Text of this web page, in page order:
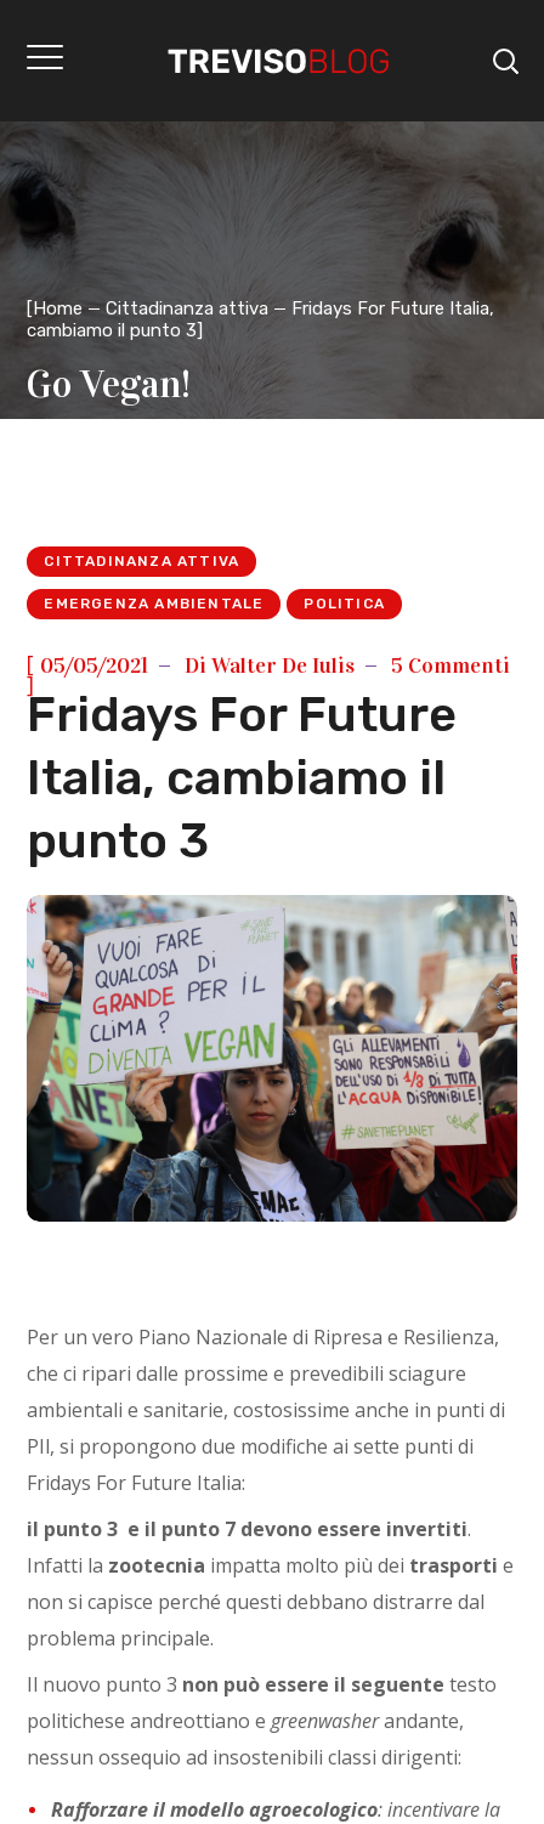
[Home Cittadinanza attiva
Fridays For Future Italia,
cambiamo il punto 3]
Go Vegan!
CITTADINANZA ATTIVA
EMERGENZA AMBIENTALE POLITICA
[ 05/05/2021 DiWalter De Iulis 5 Commenti
]
Fridays For Future
Italia, cambiamo il
punto 3
Per un vero Piano Nazionale di Ripresa e Resilienza,
che ci ripari dalle prossime e prevedibili sciagure
ambientali e sanitarie, costosissime anche in punti di
PIl, si propongono due modifiche ai sette punti di
Fridays For Future Italia:
il punto 3 e il punto 7 devono essere invertiti.
Infatti la zootecnia impatta molto più dei trasporti e
non si capisce perché questi debbano distrarre dal
problema principale.
Il nuovo punto 3 non può essere il seguente testo
politichese andreottiano egreenwasherandante,
nessun ossequio ad insostenibili classi dirigenti:
Rafforzare il modello agroecologico: incentivare la